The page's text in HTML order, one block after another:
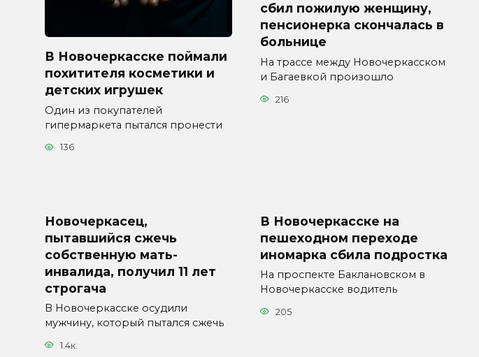
В Новочеркасске поймали
похитителя косметики и
детских игрушек
Один из покупателей
гипермаркета пытался пронести
136
сбил пожилую женщину,
пенсионерка скончалась в
больнице
На трассе между Новочеркасском
и Багаевкой произошло
216
Новочеркасец,
пытавшийся сжечь
собственную мать-
инвалида, получил 11 лет
строгача
В Новочеркасске осудили
мужчину, который пытался сжечь
1.4к.
В Новочеркасске на
пешеходном переходе
иномарка сбила подростка
На проспекте Баклановском в
Новочеркасске водитель
205